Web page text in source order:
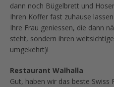
dann noch Bügelbrett und
Ihren Koffer fast zuhause
Ihre Frau geniessen, die dann
steht, sondern ihren
umgekehrt)!
Restaurant Walhalla
Gut, haben wir das beste Swiss